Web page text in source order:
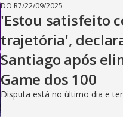
DO R7/22/09/2025
'Estou satisfeito
trajetória',
Santiago após
Game dos 100
Disputa está no último dia e